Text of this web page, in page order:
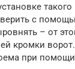
с
– от
кромки
при помощи